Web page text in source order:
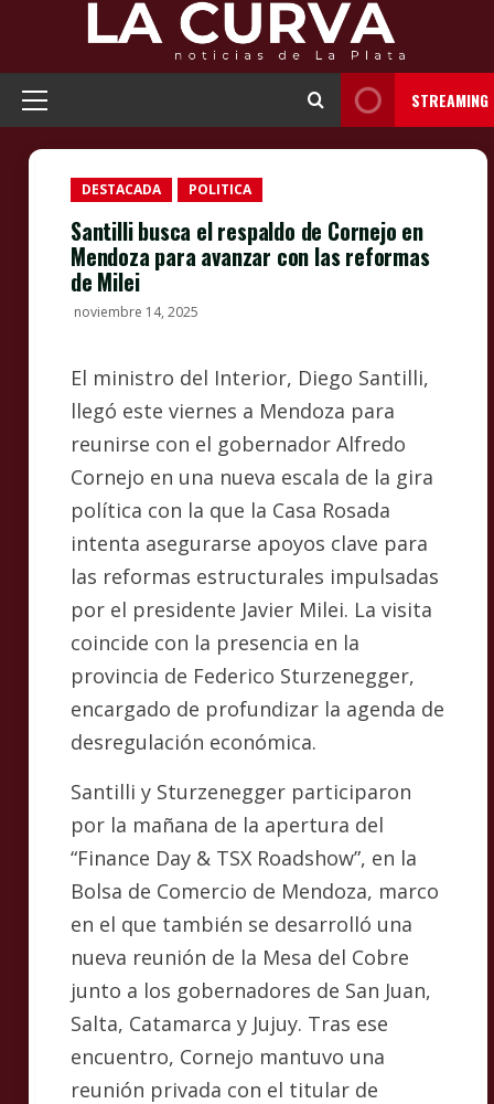
content
Primary
STREAMING
DESTACADA POLITICA
Santilli busca el respaldo de Cornejo en
Mendoza para avanzar con las reformas
de Milei
noviembre 14, 2025
El ministro del Interior, Diego Santilli,
llegó este viernes a Mendoza para
reunirse con el gobernador Alfredo
Cornejo en una nueva escala de la gira
política con la que la Casa Rosada
intenta asegurarse apoyos clave para
las reformas estructurales impulsadas
por el presidente Javier Milei. La visita
coincide con la presencia en la
provincia de Federico Sturzenegger,
encargado de profundizar la agenda de
desregulación económica.
Santilli y Sturzenegger participaron
por la mañana de la apertura del
“Finance Day & TSX Roadshow”, en la
Bolsa de Comercio de Mendoza, marco
en el que también se desarrolló una
nueva reunión de la Mesa del Cobre
junto a los gobernadores de San Juan,
Salta, Catamarca y Jujuy. Tras ese
encuentro, Cornejo mantuvo una
reunión privada con el titular de